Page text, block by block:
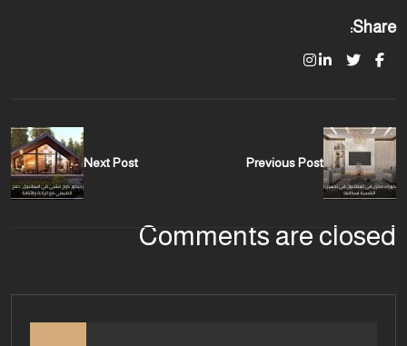
Share:
Previous Post
Next Post
Comments are closed